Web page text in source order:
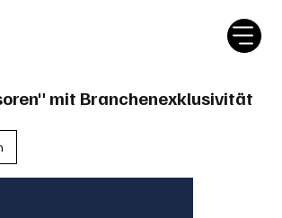
mit Branchenexklusivität